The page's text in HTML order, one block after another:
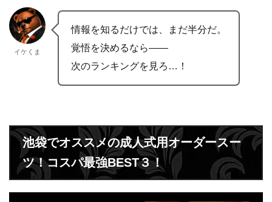
イケくま
情報を知るだけでは、まだ半分だ。
覚悟を決めるなら——
次のランキングを見ろ…！
池袋でオススメの成人式用オーダースー
ツ！コスパ最強BEST３！